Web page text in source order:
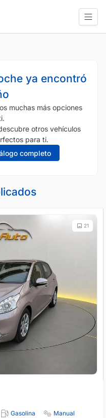
ya encontró
muchas más opciones
otros vehículos
para ti.
completo
21
Gasolina
Manual